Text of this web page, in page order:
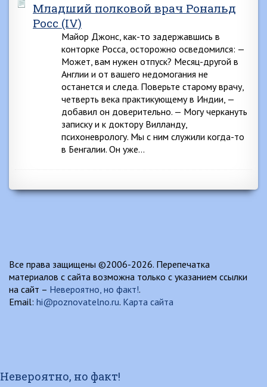
Младший полковой врач Рональд
Росс (IV)
Майор Джонс, как-то задержавшись в
конторке Росса, осторожно осведомился: —
Может, вам нужен отпуск? Месяц-другой в
Англии и от вашего недомогания не
останется и следа. Поверьте старому врачу,
четверть века практикующему в Индии, —
добавил он доверительно. — Могу черкануть
записку и к доктору Вилланду,
психоневрологу. Мы с ним служили когда-то
в Бенгалии. Он уже…
Все права защищены ©2006-2026. Перепечатка
материалов с сайта возможна только с указанием ссылки
на сайт – Невероятно, но факт!.
Email: hi@poznovatelno.ru. Карта сайта
Невероятно, но факт!